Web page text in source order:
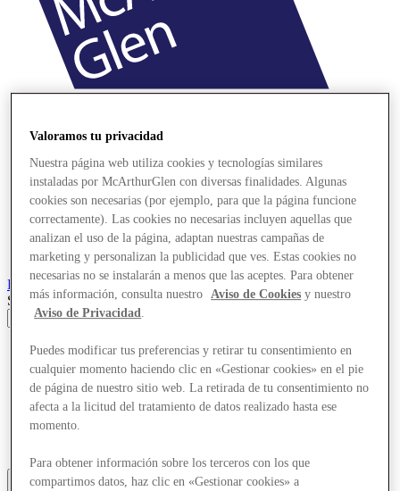
RoubaixDesigner Outlet
Search input
Tiendas
Ofertas
Visita
¿Qué pasa?
Comer y beber
Tarjetas regalo
Valoramos tu privacidad
Nuestra página web utiliza cookies y tecnologías similares
instaladas por McArthurGlen con diversas finalidades. Algunas
cookies son necesarias (por ejemplo, para que la página funcione
correctamente). Las cookies no necesarias incluyen aquellas que
analizan el uso de la página, adaptan nuestras campañas de
marketing y personalizan la publicidad que ves. Estas cookies no
necesarias no se instalarán a menos que las aceptes. Para obtener
más información, consulta nuestro
Aviso de Cookies y nuestro
Aviso de Privacidad
Puedes modificar tus preferencias y retirar tu consentimiento en
cualquier momento haciendo clic en «Gestionar cookies» en el pie
de página de nuestro sitio web. La retirada de tu consentimiento no
afecta a la licitud del tratamiento de datos realizado hasta ese
momento.
Para obtener información sobre los terceros con los que
compartimos datos, haz clic en «Gestionar cookies» a